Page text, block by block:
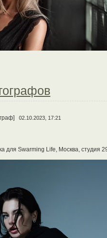
02.10.2023, 17:21
для Swarming Life, Москва, студия